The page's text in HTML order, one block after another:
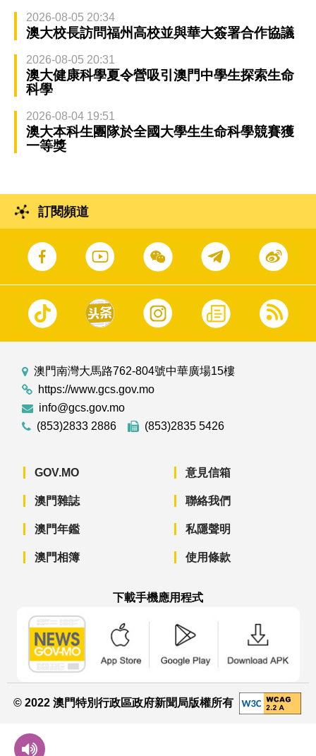
2026-08-05 20:34
澳大校長訪問福州高校並與華大簽署合作協議
2026-08-05 20:31
澳大健康科學夏令營吸引澳門中學生探索生命
科學
2026-08-04 19:51
澳大本科生團隊於全國大學生生命科學競賽獲
一等獎
訂閱頻道
澳門南灣大馬路762-804號中華廣場15樓
https://www.gcs.gov.mo
info@gcs.gov.mo
(853)2833 2886
(853)2835 5426
GOV.MO
澳門雜誌
澳門年鑑
澳門相簿
意見信箱
聯絡我們
私隱聲明
使用條款
下載手機應用程式
© 2022 澳門特別行政區政府新聞局版權所有